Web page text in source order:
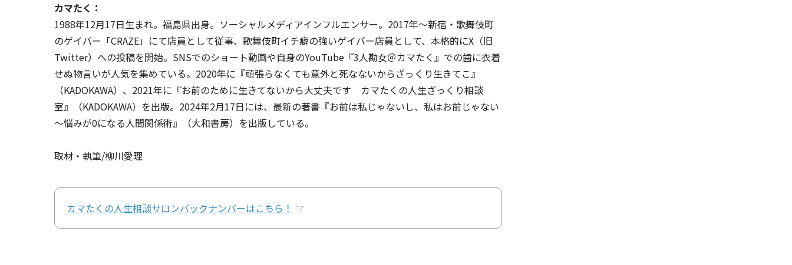
カマたく：
1988年12月17日生まれ。福島県出身。ソーシャルメディアインフルエンサー。2017年〜新宿・歌舞伎町
のゲイバー「CRAZE」にて店員として従事、歌舞伎町イチ癖の強いゲイバー店員として、本格的にX（旧
Twitter）への投稿を開始。SNSでのショート動画や自身のYouTube『3人勘女＠カマたく』での歯に衣着
せぬ物言いが人気を集めている。2020年に『頑張らなくても意外と死なないからざっくり生きてこ』
（KADOKAWA）、2021年に『お前のために生きてないから大丈夫です カマたくの人生ざっくり相談
室』（KADOKAWA）を出版。2024年2月17日には、最新の著書『お前は私じゃないし、私はお前じゃない
～悩みが0になる人間関係術』（大和書房）を出版している。
取材・執筆/柳川愛理
カマたくの人生相談サロンバックナンバーはこちら！